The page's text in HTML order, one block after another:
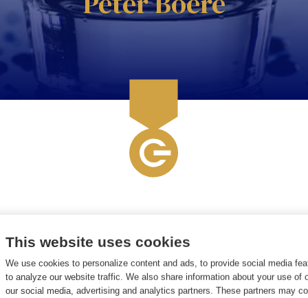
This website uses cookies
We use cookies to personalize content and ads, to provide social media
to analyze our website traffic. We also share information about your use of
our social media, advertising and analytics partners. These partners may